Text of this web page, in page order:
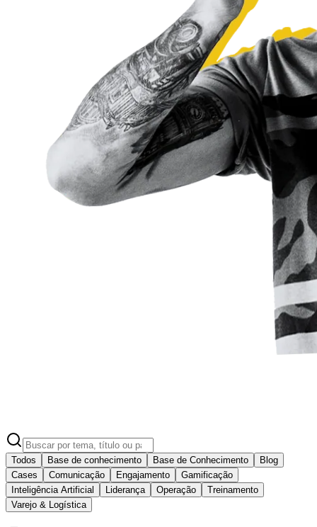
Todos Base de conhecimento Base de Conhecimento
Blog
Cases
Comunicação Engajamento
Gamificação
Inteligência Artificial
Liderança Operação
Treinamento
Varejo & Logística